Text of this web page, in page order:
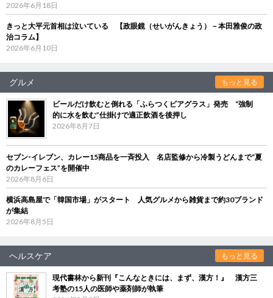
2026年6月18日
きっと大平元首相は泣いている 【政眼鏡（せいがんきょう）－本田雅俊の政
治コラム】
2026年6月10日
グルメ もっと見る
ビールだけ飲むと倒れる「ふらつくビアグラス」発売 “強制
的に水を飲む”仕掛けで適正飲酒を後押し
2026年8月7日
セブン‐イレブン、カレー15商品を一斉投入 名店監修から冷製うどんまで“夏
のカレーフェス”を開催中
2026年8月6日
横浜高島屋で「韓国市場」がスタート 人気グルメから雑貨まで約30ブランド
が集結
2026年8月5日
ヘルスケア もっと見る
現代書林から新刊『こんなときには、まず、漢方！』 漢方三
考塾の15人の医師や薬剤師が執筆